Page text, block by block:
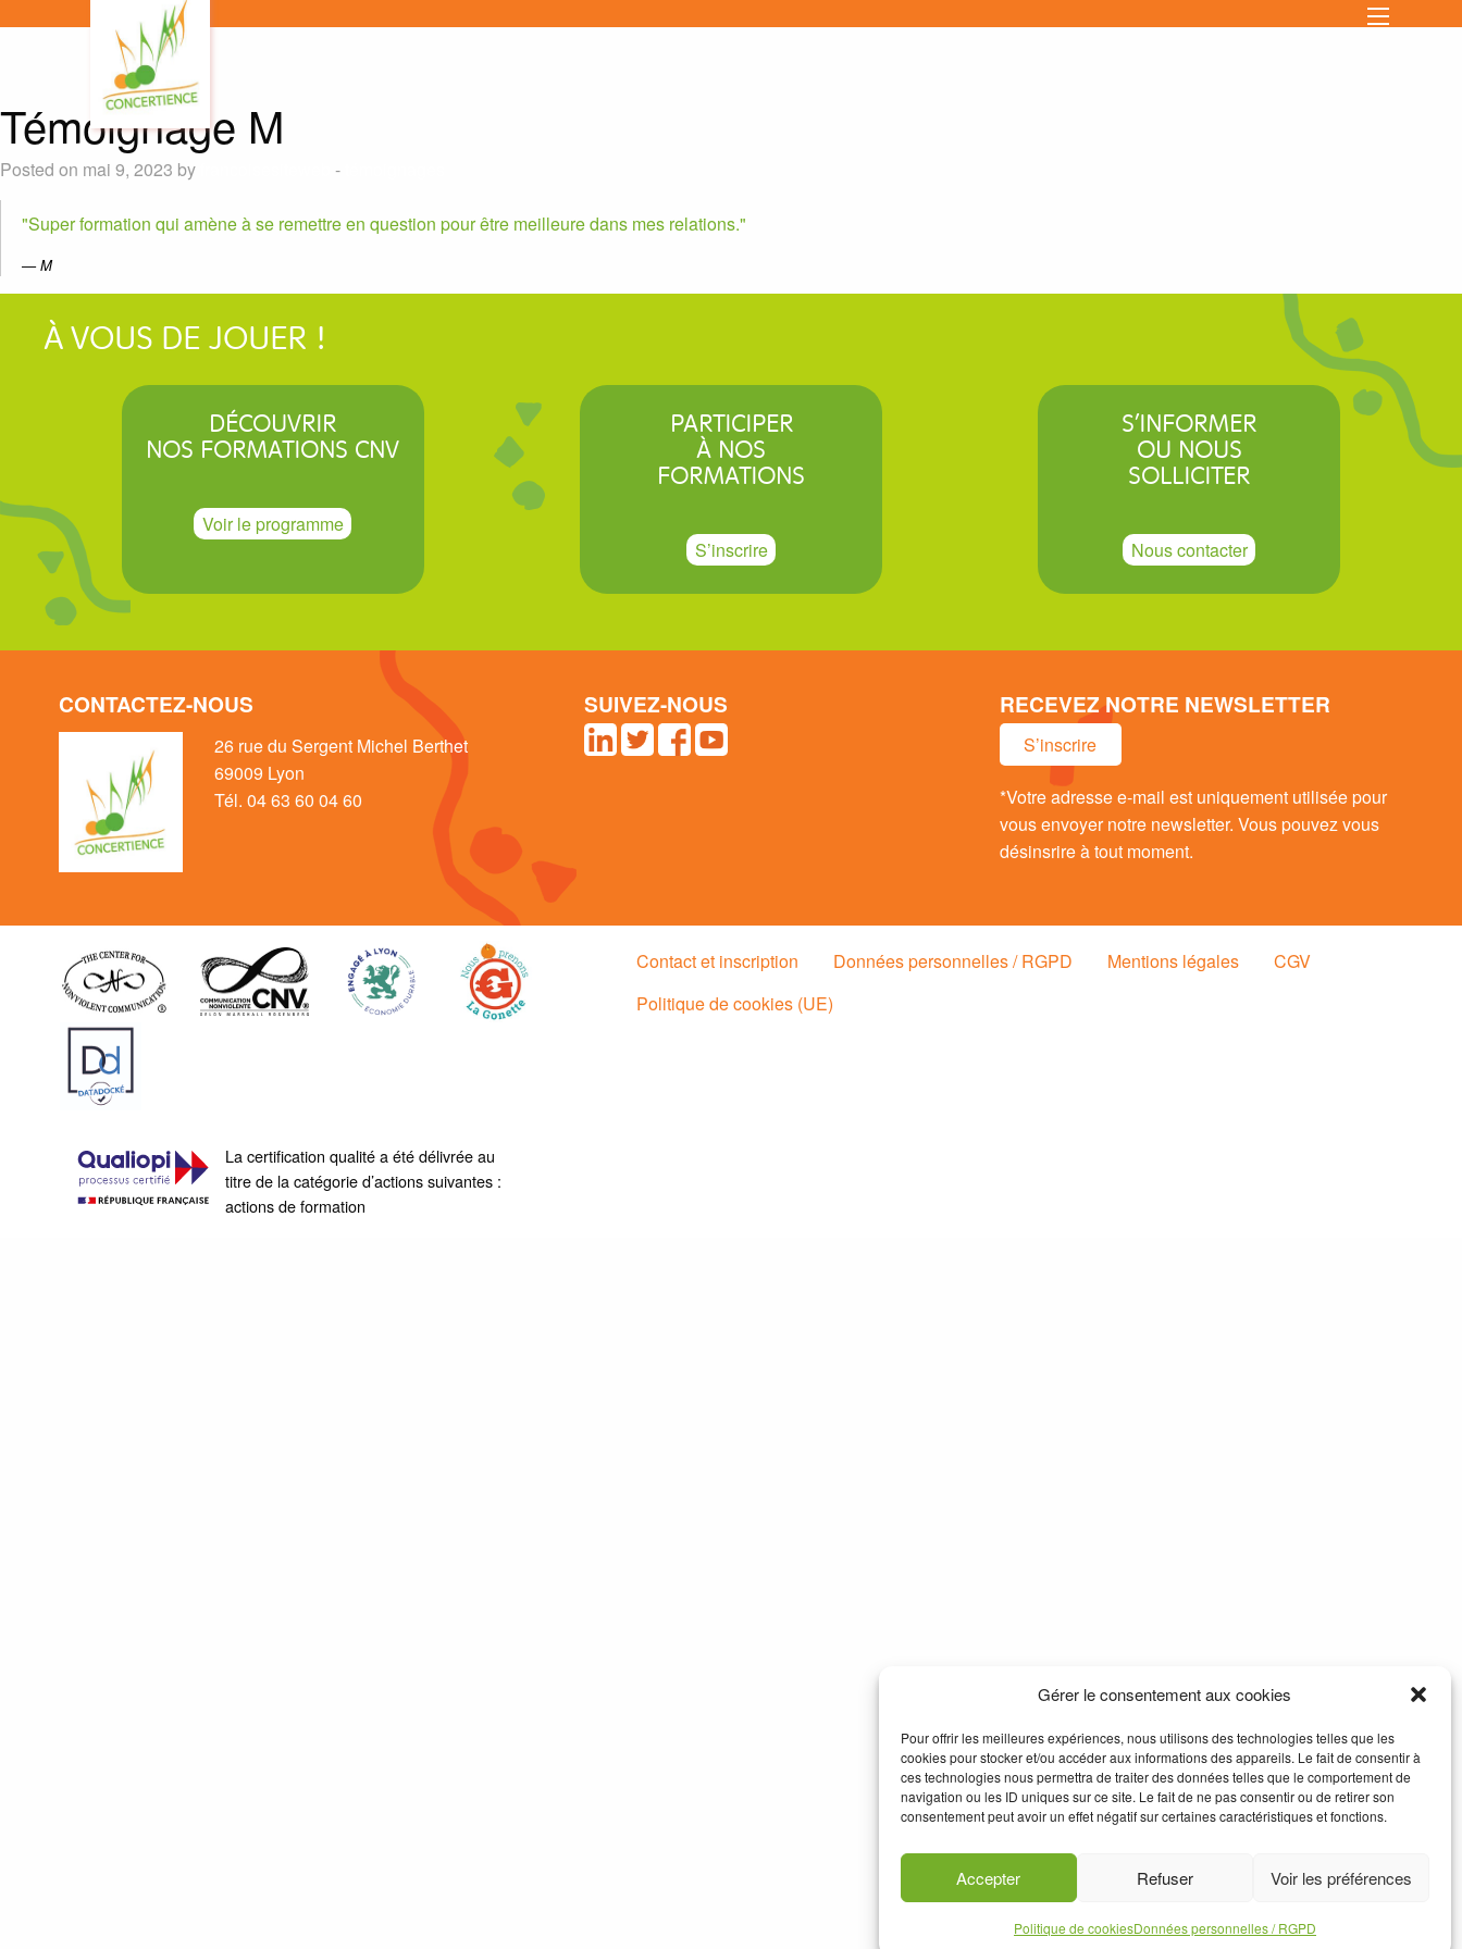
Gérer le consentement aux cookies
Pour offrir les meilleures expériences, nous utilisons des technologies telles que les
cookies pour stocker et/ou accéder aux informations des appareils. Le fait de consentir à
ces technologies nous permettra de traiter des données telles que le comportement de
navigation ou les ID uniques sur ce site. Le fait de ne pas consentir ou de retirer son
consentement peut avoir un effet négatif sur certaines caractéristiques et fonctions.
Accepter Refuser Voir les préférences
Politique de cookiesDonnées personnelles / RGPD
Témoignage M
Posted on mai 9, 2023 by -
Super formation qui amène à se remettre en question pour être meilleure dans mes relations.
M
À VOUS DE JOUER !
DÉCOUVRIR
NOS FORMATIONS CNV
Voir le programme
PARTICIPER
À NOS
FORMATIONS
S’inscrire
S’INFORMER
OU NOUS
SOLLICITER
Nous contacter
CONTACTEZ-NOUS
26 rue du Sergent Michel Berthet
69009 Lyon
Tél. 04 63 60 04 60
SUIVEZ-NOUS RECEVEZ NOTRE NEWSLETTER
S’inscrire
*Votre adresse e-mail est uniquement utilisée pour
vous envoyer notre newsletter. Vous pouvez vous
désinsrire à tout moment.
La certification qualité a été délivrée au
titre de la catégorie d’actions suivantes :
actions de formation
Contact et inscription Données personnelles / RGPD Mentions légales
CGV
Politique de cookies (UE)